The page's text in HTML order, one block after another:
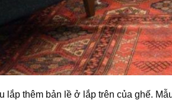
lắp thêm bản lề ở lắp trên của ghế.